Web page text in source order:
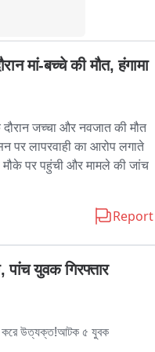
भवन अनुज्ञाएं जारी
आवास स्वीकृत, 8.19 लाख
का निर्माण पूर्ण
मां-बच्चे की मौत, हंगामा
जच्चा और नवजात की मौत
पर लापरवाही का आरोप लगाते
मौके पर पहुंची और मामले की जांच
है। जानकारी के अनुसार सराय
अस्पताल लेकर पहुंचे थे। परिजनों
गई। अस्पताल के डॉक्टर उसे
दोनों की मौत हो गई।
जमकर हंगामा किया और
परिजनों का कहना है कि
Report
युवक गिरफ्तार
করে উত্যক্ত!আটক ৫ যুবক